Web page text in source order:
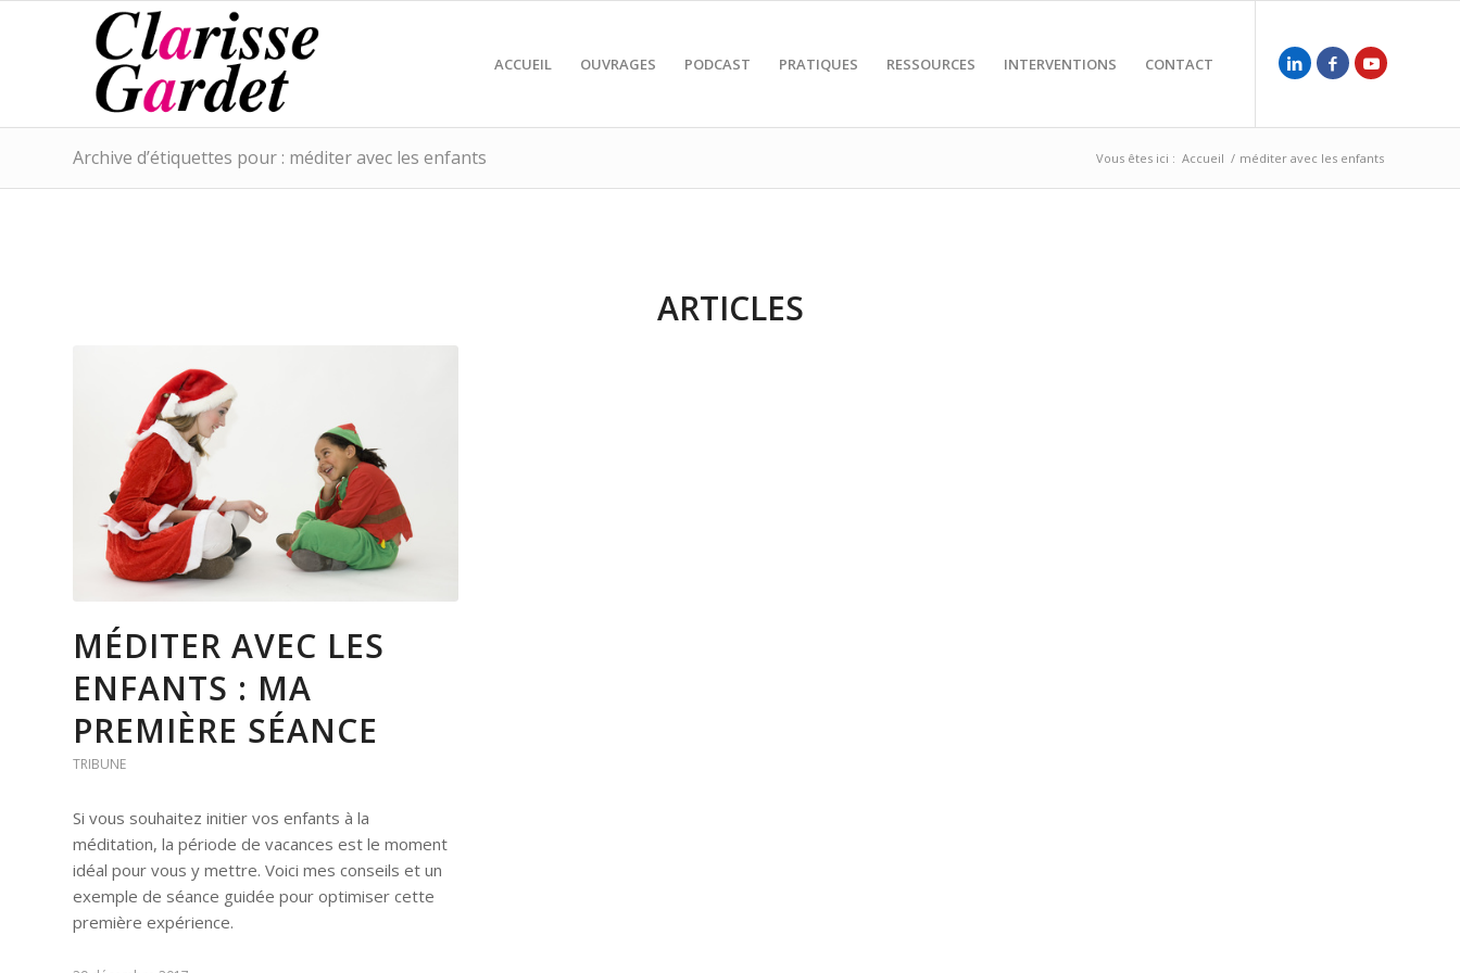
ACCUEIL OUVRAGES PODCAST PRATIQUES RESSOURCES INTERVENTIONS CONTACT
Archive d’étiquettes pour : méditer avec les enfants Vous êtes ici : Accueil / méditer avec les enfants
ARTICLES
MÉDITER AVEC LES
ENFANTS : MA
PREMIÈRE SÉANCE
TRIBUNE
Si vous souhaitez initier vos enfants à la
méditation, la période de vacances est le moment
idéal pour vous y mettre. Voici mes conseils et un
exemple de séance guidée pour optimiser cette
première expérience.